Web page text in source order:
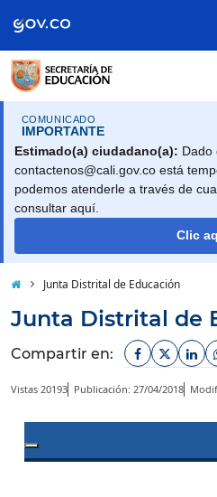
COMUNICADO
IMPORTANTE
Estimado(a) ciudadano(a): Dado
contactenos@cali.gov.co está
podemos atenderle a través de
consultar aquí.
Clic
Junta Distrital de Educación
Junta Distrital de
Compartir en: Facebook
Vistas 20193 Publicación: 27/04/2018
Toggle navigation